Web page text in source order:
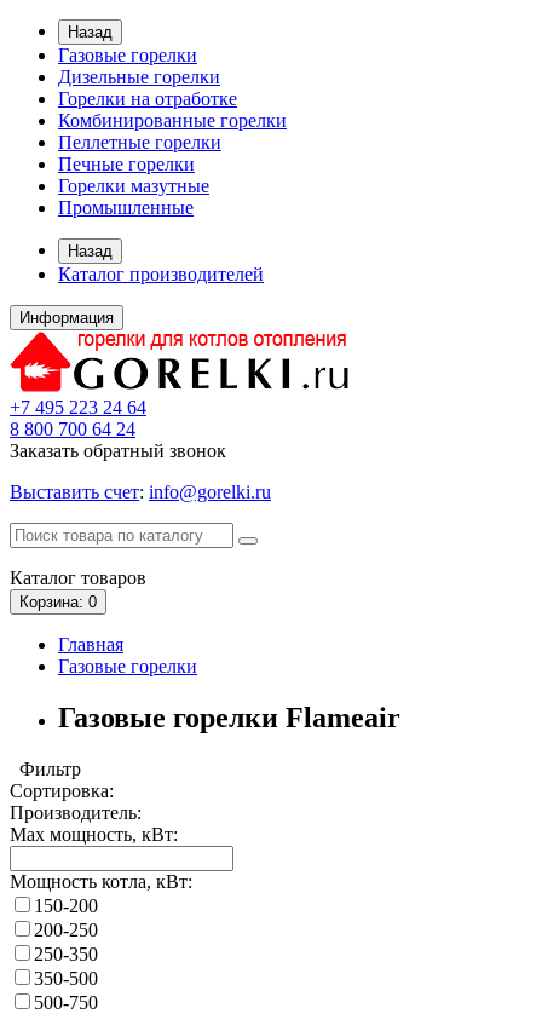
Назад
Газовые горелки
Дизельные горелки
Горелки на отработке
Комбинированные горелки
Пеллетные горелки
Печные горелки
Горелки мазутные
Промышленные
Назад
Каталог производителей
Информация
+7 495 223 24 64
8 800 700 64 24
Заказать обратный звонок
Выставить счет: info@gorelki.ru
Каталог товаров
Корзина: 0
Главная
Газовые горелки
Газовые горелки Flameair
Фильтр
Сортировка:
Производитель:
Max мощность, кВт:
Мощность котла, кВт:
150-200
200-250
250-350
350-500
500-750